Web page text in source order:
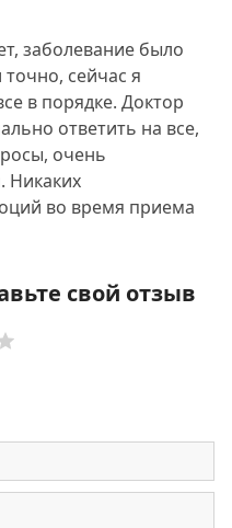
заболевание было
сейчас я
в порядке. Доктор
ответить на все,
очень
Никаких
во время приема
свой отзыв